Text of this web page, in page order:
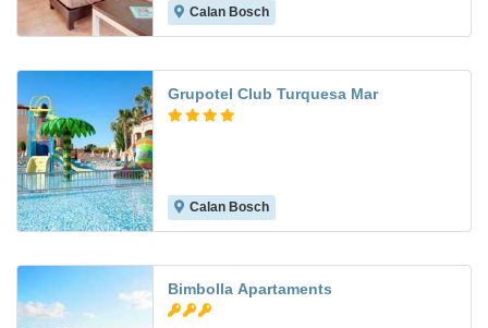
Calan Bosch
Grupotel Club Turquesa Mar
Calan Bosch
Bimbolla Apartaments